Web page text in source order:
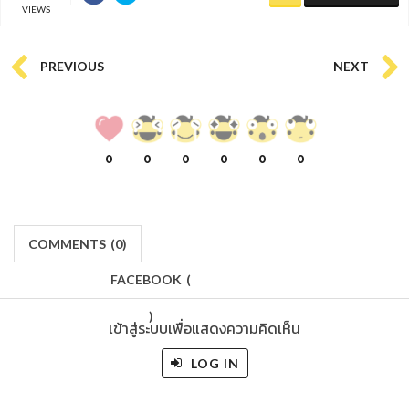
VIEWS
PREVIOUS NEXT
0 0 0 0 0 0
COMMENTS (0)
FACEBOOK (
)
เข้าสู่ระบบเพื่อแสดงความคิดเห็น
LOG IN